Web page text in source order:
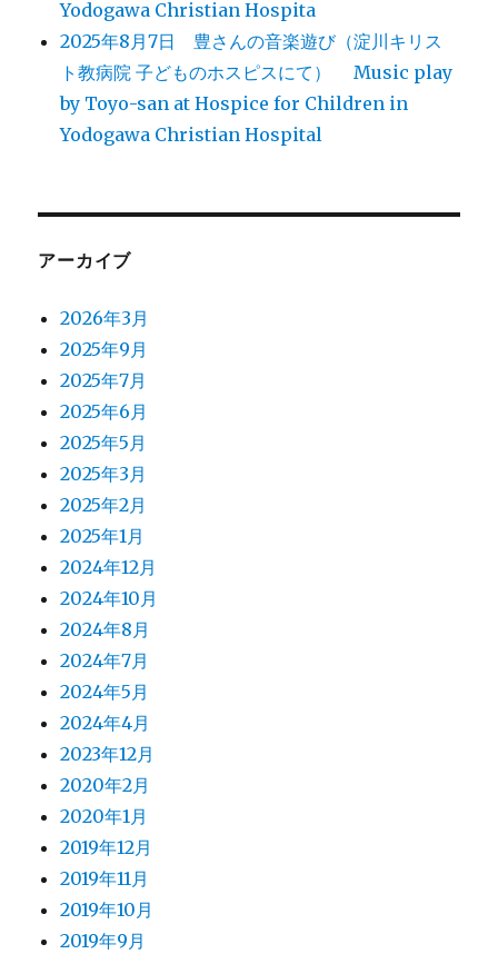
Yodogawa Christian Hospita
2025年8月7日 豊さんの音楽遊び（淀川キリス
ト教病院 子どものホスピスにて） Music play
by Toyo-san at Hospice for Children in
Yodogawa Christian Hospital
アーカイブ
2026年3月
2025年9月
2025年7月
2025年6月
2025年5月
2025年3月
2025年2月
2025年1月
2024年12月
2024年10月
2024年8月
2024年7月
2024年5月
2024年4月
2023年12月
2020年2月
2020年1月
2019年12月
2019年11月
2019年10月
2019年9月